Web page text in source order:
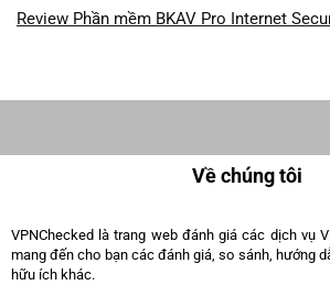
Review Phần mềm BKAV Pro Internet
Về chúng tôi
VPNChecked là trang web đánh giá các dịch vụ
mang đến cho bạn các đánh giá, so sánh, hướng
hữu ích khác.